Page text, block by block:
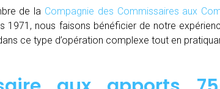
de la Compagnie des Commissaires aux
1971, nous faisons bénéficier de notre
ce type d’opération complexe tout en